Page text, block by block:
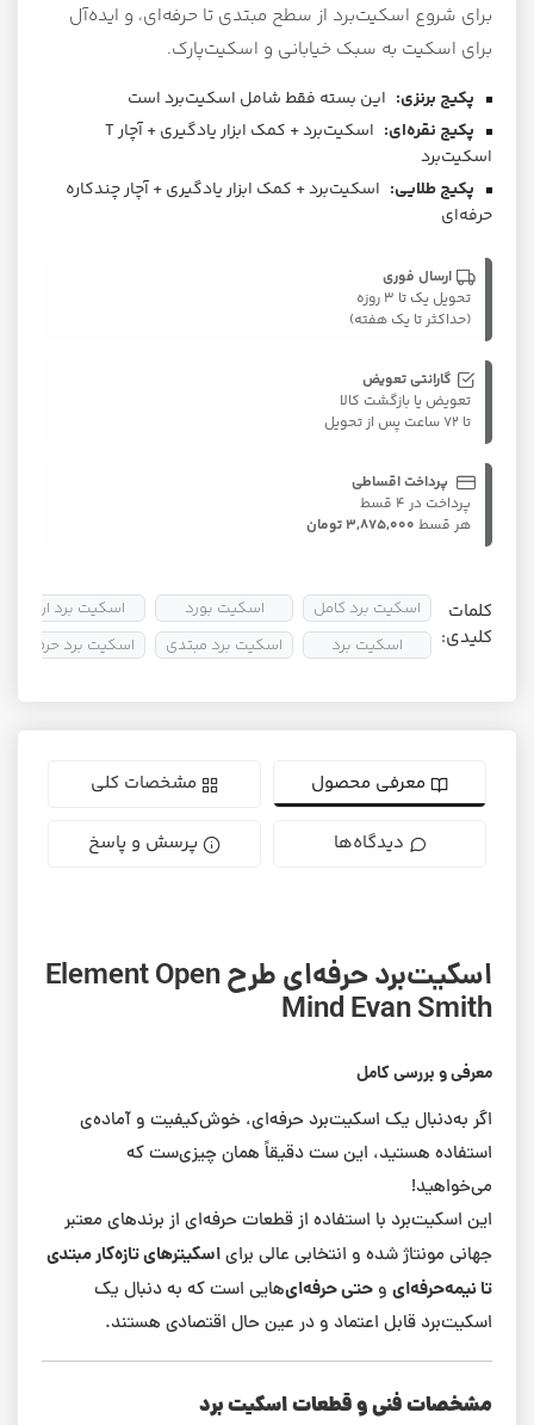
برای شروع اسکیت‌برد از سطح مبتدی تا حرفه‌ای، و ایده‌آل
برای اسکیت به سبک خیابانی و اسکیت‌پارک.
پکیج برنزی: این بسته فقط شامل اسکیت‌برد است
پکیج نقره‌ای:
اسکیت‌برد + کمک ابزار یادگیری + آچار T
اسکیت‌برد
پکیج طلایی: اسکیت‌برد + کمک ابزار یادگیری + آچار چندکاره
حرفه‌ای
ارسال فوری
تحویل یک تا ۳ روزه
(حداکثر تا یک هفته)
گارانتی تعویض
تعویض یا بازگشت کالا
تا ۷۲ ساعت پس از تحویل
پرداخت اقساطی
پرداخت در ۴ قسط
هر قسط 3,875,000 تومان
کلمات
کلیدی:
اسکیت برد کامل
اسکیت برد
اسکیت بورد
اسکیت برد مبتدی
اسکیت برد ارزان
اسکیت برد حرفه ای
معرفی محصول مشخصات کلی
دیدگاه‌ها پرسش و پاسخ
اسکیت‌برد حرفه‌ای طرح Element Open
Mind Evan Smith
معرفی و بررسی کامل
اگر به‌دنبال یک اسکیت‌برد حرفه‌ای، خوش‌کیفیت و آماده‌ی
استفاده هستید، این ست دقیقاً همان چیزی‌ست که
می‌خواهید!
این اسکیت‌برد با استفاده از قطعات حرفه‌ای از برندهای معتبر
جهانی مونتاژ شده و انتخابی عالی برایاسکیترهای تازه‌کار مبتدی
تا نیمه‌حرفه‌ای و حتی حرفه‌ای‌هایی است که به دنبال یک
اسکیت‌برد قابل اعتماد و در عین حال اقتصادی هستند.
مشخصات فنی و قطعات اسکیت برد